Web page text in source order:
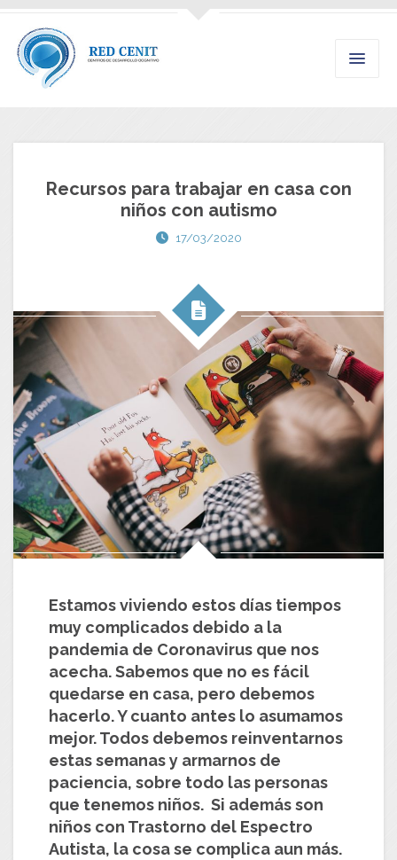
Recursos para trabajar en casa con
niños con autismo
17/03/2020
Estamos viviendo estos días tiempos
muy complicados debido a la
pandemia de Coronavirus que nos
acecha. Sabemos que no es fácil
quedarse en casa, pero debemos
hacerlo. Y cuanto antes lo asumamos
mejor. Todos debemos reinventarnos
estas semanas y armarnos de
paciencia, sobre todo las personas
que tenemos niños. Si además son
niños con Trastorno del Espectro
Autista, la cosa se complica aun más.